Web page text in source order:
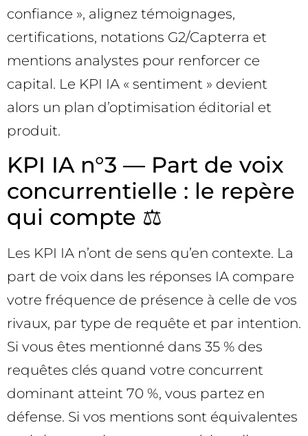
confiance », alignez témoignages,
certifications, notations G2/Capterra et
mentions analystes pour renforcer ce
capital. Le KPI IA « sentiment » devient
alors un plan d’optimisation éditorial et
produit.
KPI IA n°3 — Part de voix
concurrentielle : le repère
qui compte ⚖️
Les KPI IA n’ont de sens qu’en contexte. La
part de voix dans les réponses IA compare
votre fréquence de présence à celle de vos
rivaux, par type de requête et par intention.
Si vous êtes mentionné dans 35 % des
requêtes clés quand votre concurrent
dominant atteint 70 %, vous partez en
défense. Si vos mentions sont équivalentes